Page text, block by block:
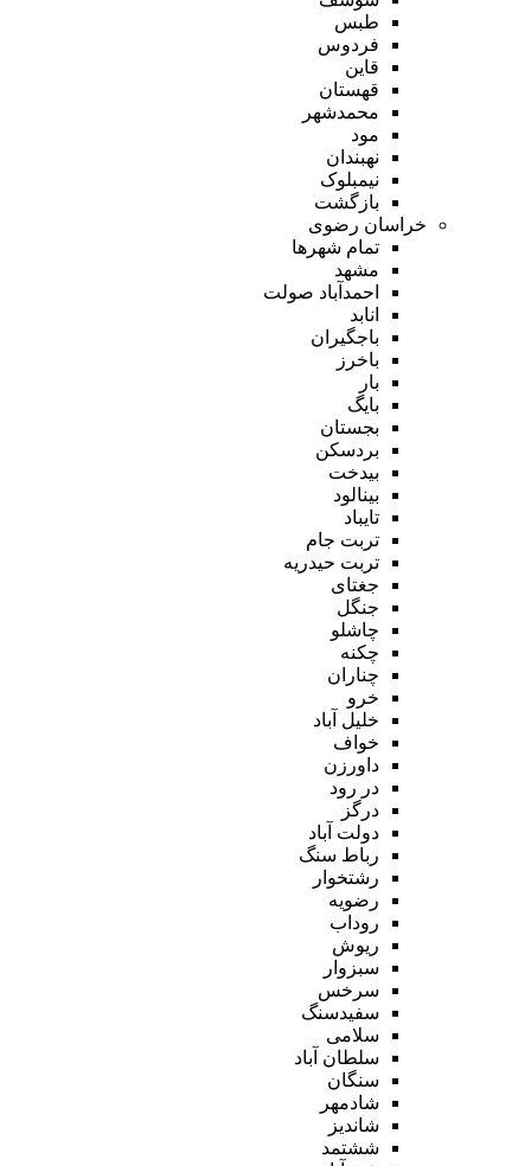
طبس
فردوس
قاین
قهستان
محمدشهر
مود
نهبندان
نیمبلوک
بازگشت
خراسان رضوی
تمام شهر‌ها
مشهد
احمدآباد صولت
انابد
باجگیران
باخرز
بار
بایگ
بجستان
بردسکن
بیدخت
بینالود
تایباد
تربت جام
تربت حیدریه
جغتای
جنگل
چاشلو
چکنه
چناران
خرو
خلیل آباد
خواف
داورزن
در رود
درگز
دولت آباد
رباط سنگ
رشتخوار
رضویه
روداب
ریوش
سبزوار
سرخس
سفیدسنگ
سلامی
سلطان آباد
سنگان
شادمهر
شاندیز
ششتمد